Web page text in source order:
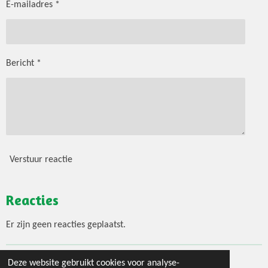
Deze website gebruikt cookies voor analyse-
E-mailadres *
Bericht *
Verstuur reactie
Reacties
Er zijn geen reacties geplaatst.
© 2020 - 2026 Jouw 3 gangen menu